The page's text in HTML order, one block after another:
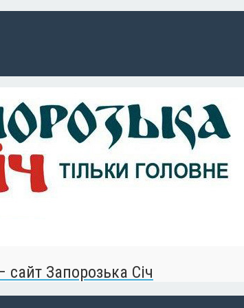
Запорозька Січ